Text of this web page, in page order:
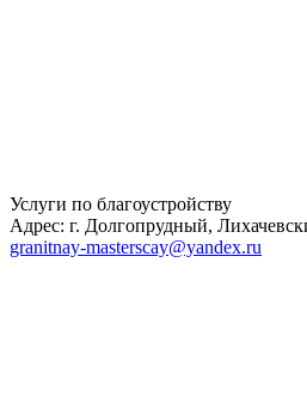
Услуги по благоустройству
Адрес: г. Долгопрудный,
granitnay-masterscay@yandex.ru